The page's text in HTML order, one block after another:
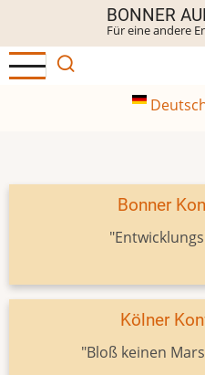
Inhalt
BONNER
Für eine andere
Bonner
Kölner
"Bloß keinen